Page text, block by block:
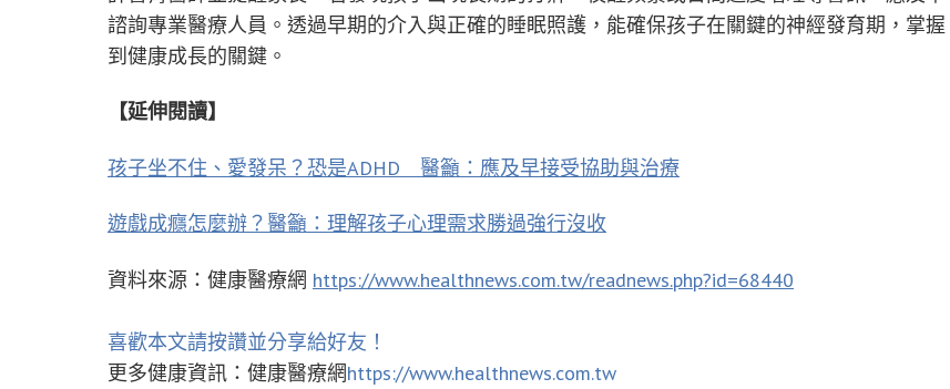
諮詢專業醫療人員。透過早期的介入與正確的睡眠照護，能確保孩子在關鍵的神經發育期，掌握
到健康成長的關鍵。
【延伸閱讀】
孩子坐不住、愛發呆？恐是ADHD 醫籲：應及早接受協助與治療
遊戲成癮怎麼辦？醫籲：理解孩子心理需求勝過強行沒收
資料來源：健康醫療網 https://www.healthnews.com.tw/readnews.php?id=68440
喜歡本文請按讚並分享給好友！
更多健康資訊：健康醫療網https://www.healthnews.com.tw